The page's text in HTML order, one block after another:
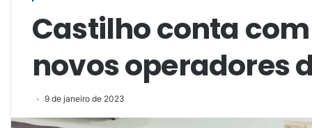
Castilho conta
novos operadores
9 de janeiro de 2023